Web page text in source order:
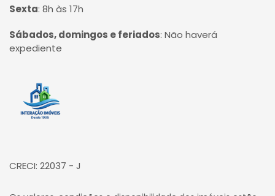
Sexta: 8h às 17h
Sábados, domingos e feriados: Não haverá
expediente
Página inicial
CRECI: 22037 - J